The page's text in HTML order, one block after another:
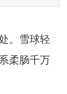
。雪球轻
柔肠千万